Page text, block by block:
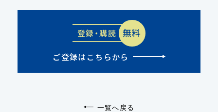
登録・購読 無料
ご登録はこちらから
一覧へ戻る